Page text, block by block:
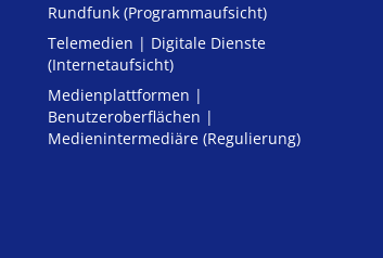
Rundfunk (Programmaufsicht)
Telemedien | Digitale Dienste
(Internetaufsicht)
Medienplattformen |
Benutzeroberflächen |
Medienintermediäre (Regulierung)